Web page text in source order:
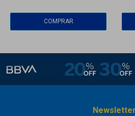
Newsletter